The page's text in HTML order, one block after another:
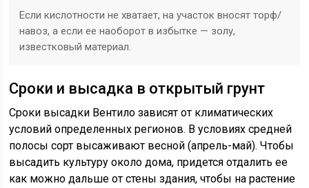
Если кислотности не хватает, на участок вносят торф/
навоз, а если ее наоборот в избытке — золу,
известковый материал.
Сроки и высадка в открытый грунт
Сроки высадки Вентило зависят от климатических
условий определенных регионов. В условиях средней
полосы сорт высаживают весной (апрель-май). Чтобы
высадить культуру около дома, придется отдалить ее
как можно дальше от стены здания, чтобы на растение